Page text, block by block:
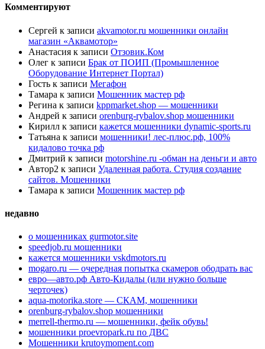
Комментируют
Сергей к записи akvamotor.ru мошенники онлайн
магазин «Аквамотор»
Анастасия к записи Отзовик.Ком
Олег к записи Брак от ПОИП (Промышленное
Оборудование Интернет Портал)
Гость к записи Мегафон
Тамара к записи Мошенник мастер рф
Регина к записи kppmarket.shop — мошенники
Андрей к записи orenburg-rybalov.shop мошенники
Кирилл к записи кажется мошенники dynamic-sports.ru
Татьяна к записи мошенники! лес-плюс.рф, 100%
кидалово точка рф
Дмитрий к записи motorshine.ru -обман на деньги и авто
Автор2 к записи Удаленная работа. Студия создание
сайтов. Мошенники
Тамара к записи Мошенник мастер рф
недавно
о мошенниках gurmotor.site
speedjob.ru мошенники
кажется мошенники vskdmotors.ru
mogaro.ru — очередная попытка скамеров ободрать вас
евро—авто.рф Авто-Кидалы (или нужно больше
черточек)
aqua-motorika.store — СКАМ, мошенники
orenburg-rybalov.shop мошенники
merrell-thermo.ru — мошенники, фейк обувь!
мошенники proevropark.ru по ДВС
Мошенники krutoymoment.com